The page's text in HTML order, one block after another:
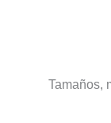
Tamaños,